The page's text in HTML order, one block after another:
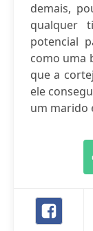
demais,
qualquer
potencial
como uma
que a
ele
um marido